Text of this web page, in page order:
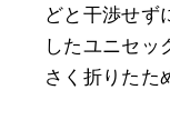
どと干渉せず
したユニセッ
さく折りたた